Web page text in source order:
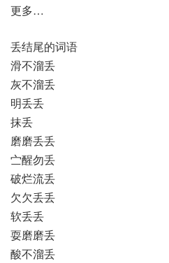
更多…
丢结尾的词语
滑不溜丢
灰不溜丢
明丢丢
抹丢
磨磨丢丢
㝉醒勿丢
破烂流丢
欠欠丢丢
软丢丢
耍磨磨丢
酸不溜丢